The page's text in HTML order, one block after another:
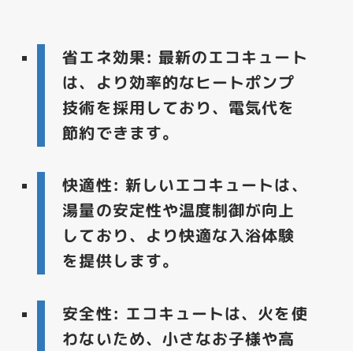
省エネ効果: 最新のエコキュート
は、より効率的なヒートポンプ
技術を採用しており、電気代を
節約できます。
快適性: 新しいエコキュートは、
湯量の安定性や温度制御が向上
しており、より快適な入浴体験
を提供します。
安全性: エコキュートは、火を使
わないため、小さなお子様や高